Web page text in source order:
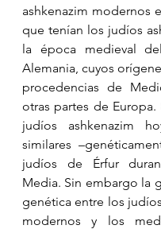
ashkenazim modernos
que tenían los judíos
la época medieval
Alemania, cuyos
procedencias de
otras partes de Europa.
judíos ashkenazim
similares
judíos de Érfur
Media. Sin embargo la
genética entre los
modernos y los